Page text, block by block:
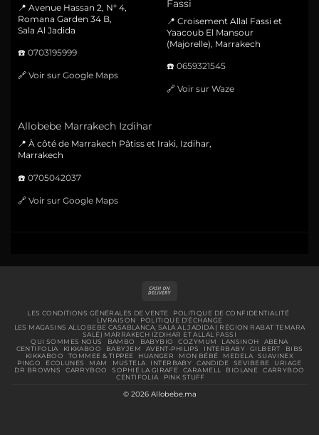
📍 Avenue Hassan 2, N° 4,
Romana Garden 34 B,
Sala Al Jadida
☎️ 0703195999
🔗 Voir sur Google Maps
Fassi
📍 Croisement Allal Fassi et
Yaacoub El Mansour
(Majorelle), Marrakech
☎️ 0659321545
🔗 Voir sur Waze
Allobebe Marrakech Izdihar
📍 À côté de Marrakech Pâtiss et Iraki, Izdihar,
Marrakech
☎️ 0705042037
🔗 Voir sur Google Maps
Delivery
LES CONDITIONS GÉNÉRALES DE VENTE
POLITIQUE DE CONFIDENTIALITÉ
LIVRAISON
POLITIQUE D’ÉCHANGE
LES MAGASINS ALLOBEBE CASABLANCA, SALA AL JADIDA ( RÉGION RABAT TEMARA
SALÉ) MARRAKECH IZDIHAR ET ALLAL FASSI
QUI SOMMES NOUS
BAMBO BABYBIO COZYMUM LANSINOH
ABENA
CENTIFOLIA
KIKKABOO BABYJEM AVENT-PHILIPS INTERBABY GILBERT
BIBS
KIKKABOO
TOMMEE & TIPPEE HUANGER MON BÉBÉ MEDELA
SUAVINEX
PINGO
ECOLUNES MAM MUSTELA INTERBABY CANDIDE SEVIBEBE
URIAGE
DR BROWNS
CARRYBOO SOPHIE LA GIRAFE CARAMELL BIOLANE
CARRYBOO
CENTIFOLIA
PINK STUFF
© 2026 Allobebe.ma